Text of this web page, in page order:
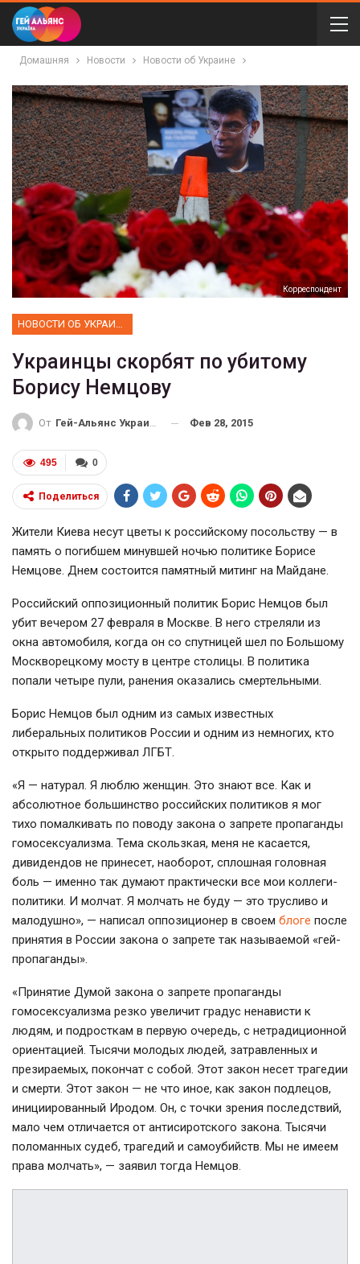
Домашняя Новости Новости об Украине
Корреспондент
Украинцы скорбят по убитому
Борису Немцову
От Гей-Альянс Украина Фев 28, 2015
0
495
Поделиться
Жители Киева несут цветы к российскому посольству — в
память о погибшем минувшей ночью политике Борисе
Немцове. Днем состоится памятный митинг на Майдане.
Российский оппозиционный политик Борис Немцов был
убит вечером 27 февраля в Москве. В него стреляли из
окна автомобиля, когда он со спутницей шел по Большому
Москворецкому мосту в центре столицы. В политика
попали четыре пули, ранения оказались смертельными.
Борис Немцов был одним из самых известных
либеральных политиков России и одним из немногих, кто
открыто поддерживал ЛГБТ.
«Я — натурал. Я люблю женщин. Это знают все. Как и
абсолютное большинство российских политиков я мог
тихо помалкивать по поводу закона о запрете пропаганды
гомосексуализма. Тема скользкая, меня не касается,
дивидендов не принесет, наоборот, сплошная головная
боль — именно так думают практически все мои коллеги-
политики. И молчат. Я молчать не буду — это трусливо и
малодушно», — написал оппозиционер в своем блоге после
принятия в России закона о запрете так называемой «гей-
пропаганды».
«Принятие Думой закона о запрете пропаганды
гомосексуализма резко увеличит градус ненависти к
людям, и подросткам в первую очередь, с нетрадиционной
ориентацией. Тысячи молодых людей, затравленных и
презираемых, покончат с собой. Этот закон несет трагедии
и смерти. Этот закон — не что иное, как закон подлецов,
инициированный Иродом. Он, с точки зрения последствий,
мало чем отличается от антисиротского закона. Тысячи
поломанных судеб, трагедий и самоубийств. Мы не имеем
права молчать», — заявил тогда Немцов.